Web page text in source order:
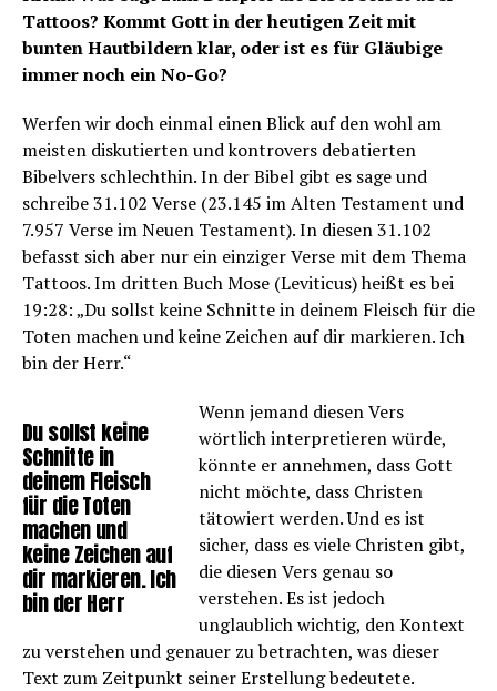
Tattoos? Kommt Gott in der heutigen Zeit mit
bunten Hautbildern klar, oder ist es für Gläubige
immer noch ein No-Go?
Werfen wir doch einmal einen Blick auf den wohl am
meisten diskutierten und kontrovers debatierten
Bibelvers schlechthin. In der Bibel gibt es sage und
schreibe 31.102 Verse (23.145 im Alten Testament und
7.957 Verse im Neuen Testament). In diesen 31.102
befasst sich aber nur ein einziger Verse mit dem Thema
Tattoos. Im dritten Buch Mose (Leviticus) heißt es bei
19:28: „Du sollst keine Schnitte in deinem Fleisch für die
Toten machen und keine Zeichen auf dir markieren. Ich
bin der Herr.“
Du sollst keine
Schnitte in
deinem Fleisch
für die Toten
machen und
keine Zeichen auf
dir markieren. Ich
bin der Herr
Wenn jemand diesen Vers
wörtlich interpretieren würde,
könnte er annehmen, dass Gott
nicht möchte, dass Christen
tätowiert werden. Und es ist
sicher, dass es viele Christen gibt,
die diesen Vers genau so
verstehen. Es ist jedoch
unglaublich wichtig, den Kontext
zu verstehen und genauer zu betrachten, was dieser
Text zum Zeitpunkt seiner Erstellung bedeutete.